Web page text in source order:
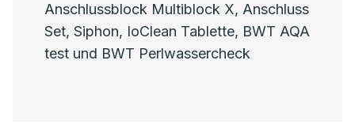
Anschlussblock Multiblock X, Anschluss
Set, Siphon, IoClean Tablette, BWT AQA
test und BWT Perlwassercheck